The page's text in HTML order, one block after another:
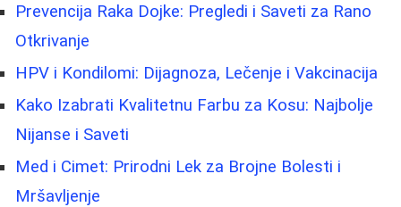
Prevencija Raka Dojke: Pregledi i Saveti za Rano
Otkrivanje
HPV i Kondilomi: Dijagnoza, Lečenje i Vakcinacija
Kako Izabrati Kvalitetnu Farbu za Kosu: Najbolje
Nijanse i Saveti
Med i Cimet: Prirodni Lek za Brojne Bolesti i
Mršavljenje